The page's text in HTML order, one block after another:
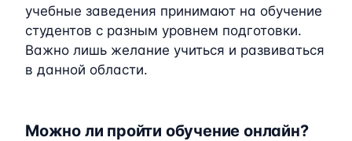
учебные заведения принимают на обучение
студентов с разным уровнем подготовки.
Важно лишь желание учиться и развиваться
в данной области.
Можно ли пройти обучение онлайн?